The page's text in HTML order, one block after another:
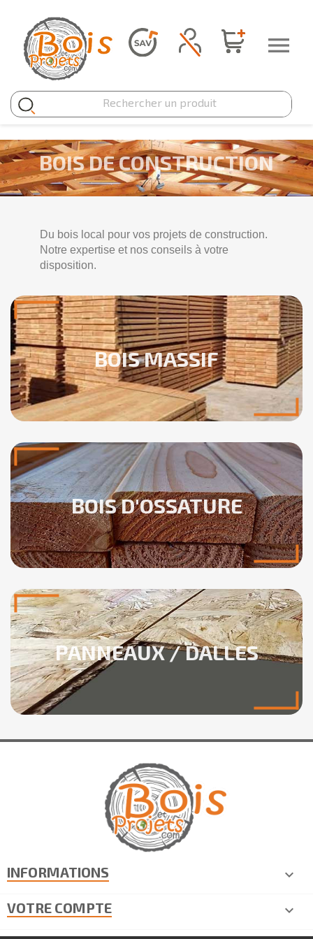

BOIS DE CONSTRUCTION
Du bois local pour vos projets de construction.
Notre expertise et nos conseils à votre
disposition.
BOIS MASSIF
BOIS D'OSSATURE
PANNEAUX / DALLES
INFORMATIONS

VOTRE COMPTE

×
Nom de la liste d'envies
Annuler Créer une liste d'envies